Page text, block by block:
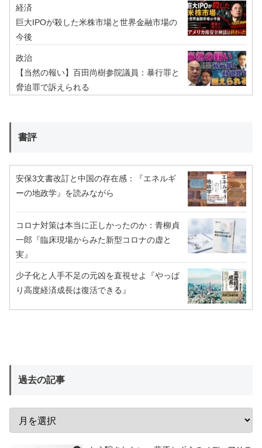
経済
巨大IPOが殺した米株市場と世界金融市場の
今後
政治
【当然の報い】百田尚樹参院議員：暴行罪と
脅迫罪で訴えられる
書評
安保3文書改訂と中国の存在感：『エネルギ
ーの地政学』を読みながら
コロナ対策は本当に正しかったのか：青柳貞
一郎『臨床現場からみた新型コロナの虚と
実』
少子化と人手不足の元凶を直視せよ『やっぱ
り高度経済成長は復活できる』
過去の記事